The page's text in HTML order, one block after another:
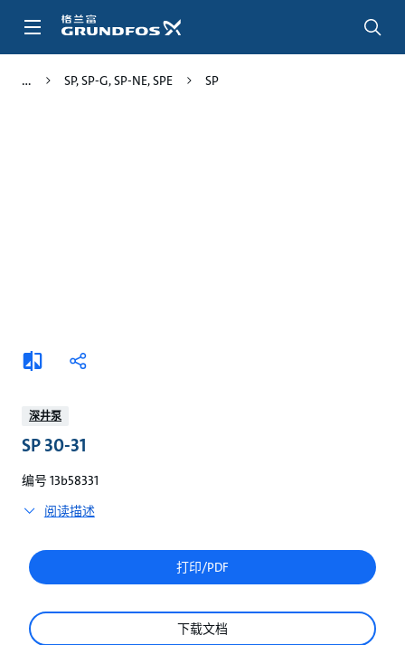
SP, SP-G, SP-NE, SPE SP
添
加
较
分
深井泵
SP 30-31
编号 13b58331
阅读描述
打印/PDF
下载文档